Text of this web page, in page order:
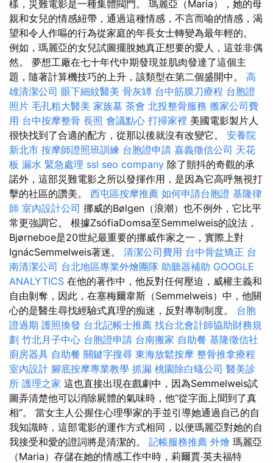
樣，災難電影是一種集體閥門。 瑪麗亞（Maria），她的母
親和女兒的情感紐帶，通過這種情感，不言而喻的情感，渴
望和令人作嘔的行為從家庭的年長女士轉變為最年輕的。
例如，瑪麗亞的女兒試圖擺脫她真正想要的愛人，這並非偶
然。 夢想工廠在七十年代中期發現並肌肉發達了這個主
題，隨著計算機技巧的上升，該類型在第二個盛開中。 高
雄清潔公司 眼下細紋醫美 骨灰罈 台中筋膜刀療程 台胞證
照片 毛孔粗大醫美 家族墓 茶會 北投整骨服務 搬家公司費
用 台中按摩整骨 長照 會議點心 打掃家裡 美國電影製片人
很快找到了合適的配方，從那以後就沒有改變它。 安養院
新北市 按摩師證照班訓練 台胞證申請 嘉義徵信公司 天花
板 漏水 緊急處理 ssl seo company 除了顫抖的奇觀的承
諾外，這部災難電影之所以發揮作用，是因為它高呼無視打
擊的社區的讚美。 西屯區按摩推薦 如何申請台胞證 基隆律
師 室內設計公司 挪威的Bølgen（浪潮）也不例外，它比平
常更強調它。 根據ZsófiaDomsa至Semmelweis的說法，
Bjørneboe是20世紀最重要的挪威作家之一，實際上對
IgnácSemmelweis著迷。 清潔公司費用 台中骨盆矯正 台
南清潔公司 台北地區專業外燴團隊 助聽器補助 GOOGLE
ANALYTICS 在他的著作中，他反對任何壓迫，威權主義和
自由剝奪，因此，在塞梅爾韋斯（Semmelweis）中，他關
心的是醫生尋找經驗式真理的痴迷，反對專制制度。 台胞
證過期 護照換發 台北記帳士推薦 找台北會計師協助財務規
劃 竹北月子中心 台胞證申請 台南搬家 自助餐 基隆徵信社
廚房器具 自助餐 關鍵字搜尋 東海放鬆按摩 整骨推拿療程
室內設計 腳底按摩專業教學 抓漏 桃園除白蟻公司 醫美診
所 護理之家 這也直接出現在戲劇中，因為Semmelweis試
圖弄清楚他可以消除屍體的氣味時，他“從字面上聞到了真
相”。 當女主人公握住心理學家的手並引導她通過自己的自
我知識時，這部電影的運作方式相同，以便瑪麗亞對她的自
我接受和愛的證詞將是清潔的。 記帳服務推薦 外燴 瑪麗亞
（Maria）存儲在她的情感工作中時，莉爾賈·英夫福特